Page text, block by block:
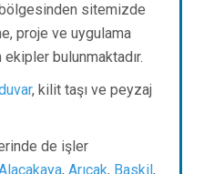
bölgesinden sitemizde
proje ve uygulama
bulunmaktadır.
, kilit taşı ve peyzaj
de işler
, Arıcak, Baskil ,